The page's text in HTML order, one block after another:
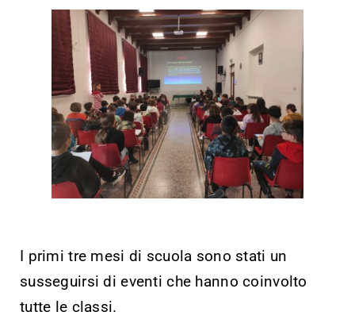
I primi tre mesi di scuola sono stati un
susseguirsi di eventi che hanno coinvolto
tutte le classi.